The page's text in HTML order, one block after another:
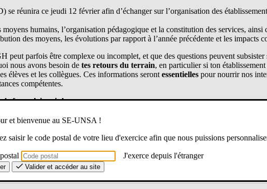
réunira ce jeudi 12 février afin d’échanger sur l’organisation des
humains, l’organisation pédagogique et la constitution des services, ainsi
des moyens, les évolutions par rapport à l’année précédente et les impacts
peut parfois être complexe ou incomplet, et que des questions peuvent
nous avons besoin de tes retours du terrain, en particulier si ton
élèves et les collègues. Ces informations seront essentielles pour nourrir nos
compétentes.
le formulaire ci-dessous:
et bienvenue au SE-UNSA !
saisir le code postal de votre lieu d'exercice afin que nous puissions
J'exerce depuis l'étranger
Valider et accéder au site